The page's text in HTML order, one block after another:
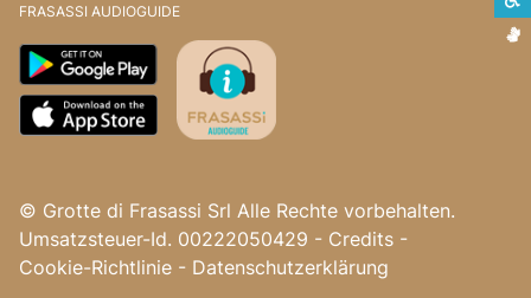
FRASASSI AUDIOGUIDE
© Grotte di Frasassi Srl Alle Rechte vorbehalten.
Umsatzsteuer-Id. 00222050429 - Credits -
Cookie-Richtlinie - Datenschutzerklärung